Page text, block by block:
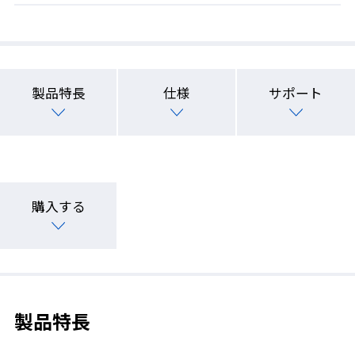
製品特長 仕様 サポート
購入する
製品特長